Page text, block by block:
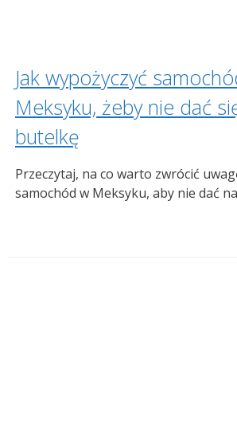
Jak wypożyczyć
Meksyku, żeby nie dać
butelkę
Przeczytaj, na co warto zwrócić
samochód w Meksyku, aby nie dać